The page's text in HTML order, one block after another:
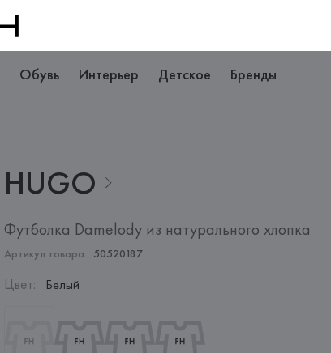
Обувь Интерьер Детское Бренды
HUGO
Футболка Damelody из натурального хлопка
Артикул товара: 50520187
Цвет: Белый